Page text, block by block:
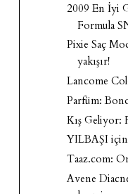
2009 En İyi
Formula
Pixie Saç
yakışır!
Lancome
Parfüm:
Kış Geliyor:
YILBAŞI için
Taaz.com:
Avene